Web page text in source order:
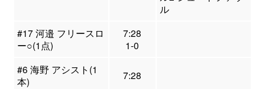
ル
#17 河邉 フリースロ
ー○(1点)
7:28
1-0
#6 海野 アシスト(1
本)
7:28